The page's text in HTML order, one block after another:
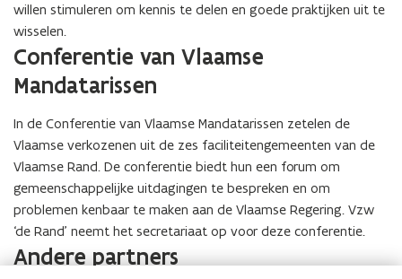
willen stimuleren om kennis te delen en goede praktijken uit te
wisselen.
Conferentie van Vlaamse
Mandatarissen
In de Conferentie van Vlaamse Mandatarissen zetelen de
Vlaamse verkozenen uit de zes faciliteitengemeenten van de
Vlaamse Rand. De conferentie biedt hun een forum om
gemeenschappelijke uitdagingen te bespreken en om
problemen kenbaar te maken aan de Vlaamse Regering. Vzw
‘de Rand’ neemt het secretariaat op voor deze conferentie.
Andere partners